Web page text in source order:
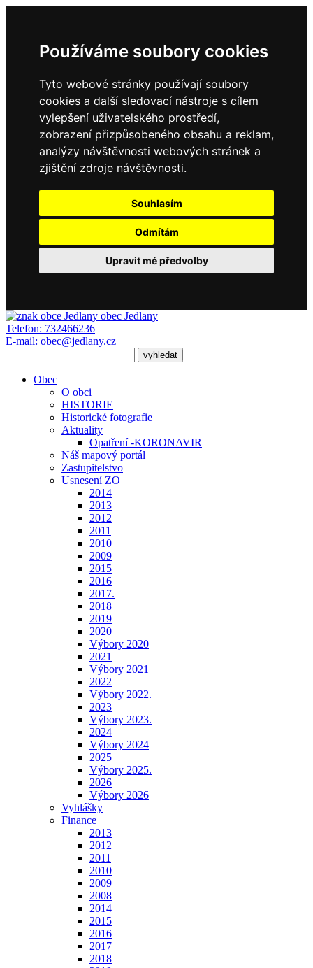
Používáme soubory cookies
Tyto webové stránky používají soubory
cookies a další sledovací nástroje s cílem
vylepšení uživatelského prostředí,
zobrazení přizpůsobeného obsahu a reklam,
analýzy návštěvnosti webových stránek a
zjištění zdroje návštěvnosti.
Souhlasím
Odmítám
Upravit mé předvolby
obec Jedlany
Telefon: 732466236
E-mail: obec@jedlany.cz
Obec
O obci
HISTORIE
Historické fotografie
Aktuality
Opatření -KORONAVIR
Náš mapový portál
Zastupitelstvo
Usnesení ZO
2014
2013
2012
2011
2010
2009
2015
2016
2017.
2018
2019
2020
Výbory 2020
2021
Výbory 2021
2022
Výbory 2022.
2023
Výbory 2023.
2024
Výbory 2024
2025
Výbory 2025.
2026
Výbory 2026
Vyhlášky
Finance
2013
2012
2011
2010
2009
2008
2014
2015
2016
2017
2018